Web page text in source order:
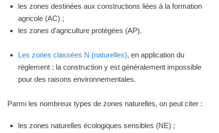
les zones destinées aux constructions liées à la formation
agricole (AC) ;
les zones d'agriculture protégées (AP).
Les zones classées N (naturelles), en application du
règlement : la construction y est généralement impossible
pour des raisons environnementales.
Parmi les nombreux types de zones naturelles, on peut citer :
les zones naturelles écologiques sensibles (NE) ;